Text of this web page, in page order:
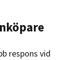
respons vid